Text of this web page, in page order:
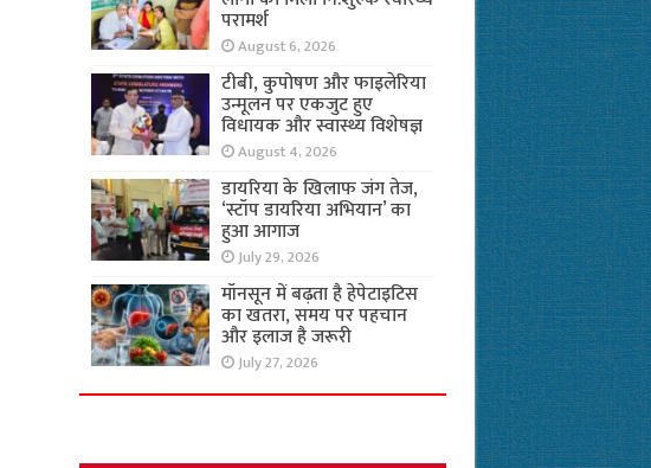
परामर्श
August 6, 2026
टीबी, कुपोषण और फाइलेरिया
उन्मूलन पर एकजुट हुए
विधायक और स्वास्थ्य विशेषज्ञ
August 4, 2026
डायरिया के खिलाफ जंग तेज,
‘स्टॉप डायरिया अभियान’ का
हुआ आगाज
July 29, 2026
मॉनसून में बढ़ता है हेपेटाइटिस
का खतरा, समय पर पहचान
और इलाज है जरूरी
July 27, 2026